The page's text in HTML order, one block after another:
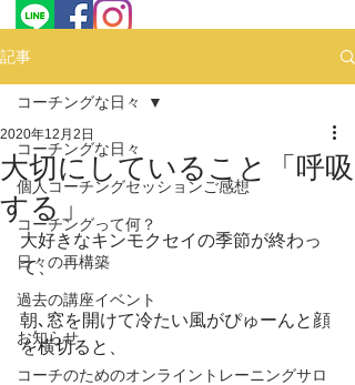
記事
コーチングな日々
個人コーチングセッションご感想
コーチングって何？
日々の再構築
過去の講座イベント
お知らせ
コーチのためのオンライントレーニングサロ
コーチングな日々
大切にしていること「呼吸
する」
2020年12月2日
大好きなキンモクセイの季節が終わっ
て、
朝､窓を開けて冷たい風がぴゅーんと顔
を横切ると、